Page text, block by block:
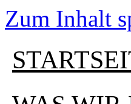
Zum Inhalt